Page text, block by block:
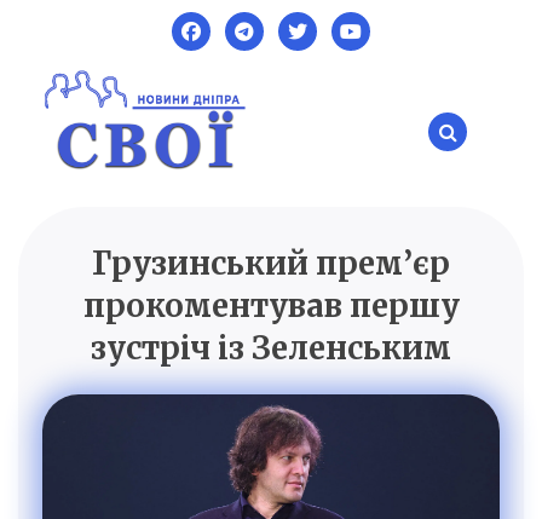
content
SVOI.DP.UA
Новини Дніпра
Грузинський прем’єр
прокоментував першу
зустріч із Зеленським